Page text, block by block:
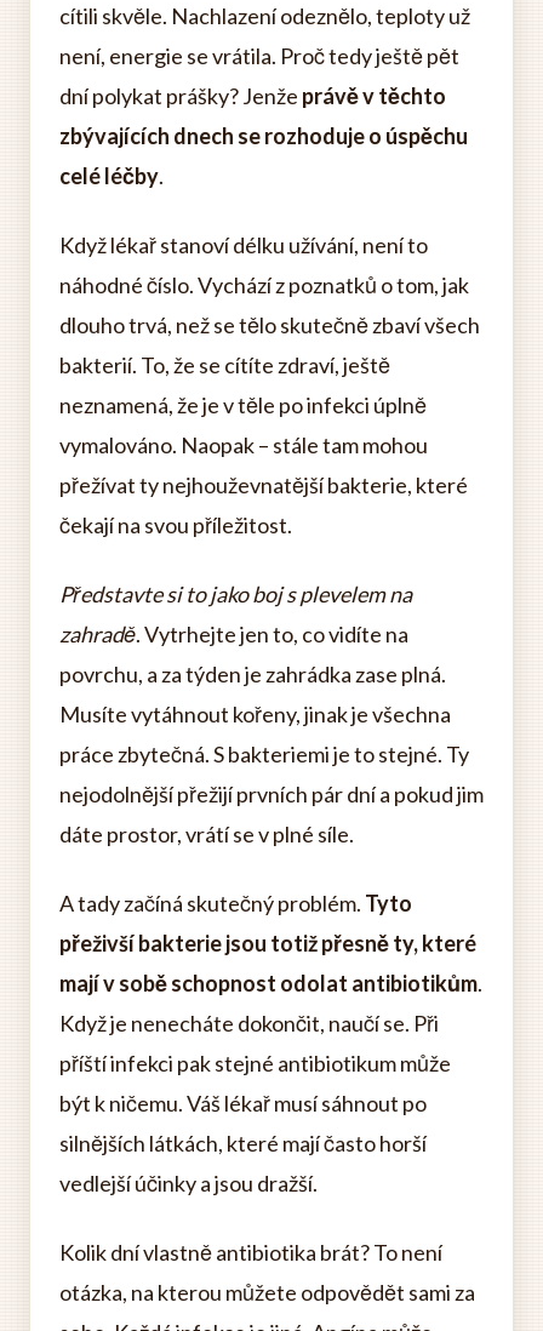
cítili skvěle. Nachlazení odeznělo, teploty už
není, energie se vrátila. Proč tedy ještě pět
dní polykat prášky? Jenže právě v těchto
zbývajících dnech se rozhoduje o úspěchu
celé léčby.
Když lékař stanoví délku užívání, není to
náhodné číslo. Vychází z poznatků o tom, jak
dlouho trvá, než se tělo skutečně zbaví všech
bakterií. To, že se cítíte zdraví, ještě
neznamená, že je v těle po infekci úplně
vymalováno. Naopak – stále tam mohou
přežívat ty nejhouževnatější bakterie, které
čekají na svou příležitost.
Představte si to jako boj s plevelem na
zahradě. Vytrhejte jen to, co vidíte na
povrchu, a za týden je zahrádka zase plná.
Musíte vytáhnout kořeny, jinak je všechna
práce zbytečná. S bakteriemi je to stejné. Ty
nejodolnější přežijí prvních pár dní a pokud jim
dáte prostor, vrátí se v plné síle.
A tady začíná skutečný problém. Tyto
přeživší bakterie jsou totiž přesně ty, které
mají v sobě schopnost odolat antibiotikům.
Když je nenecháte dokončit, naučí se. Při
příští infekci pak stejné antibiotikum může
být k ničemu. Váš lékař musí sáhnout po
silnějších látkách, které mají často horší
vedlejší účinky a jsou dražší.
Kolik dní vlastně antibiotika brát? To není
otázka, na kterou můžete odpovědět sami za